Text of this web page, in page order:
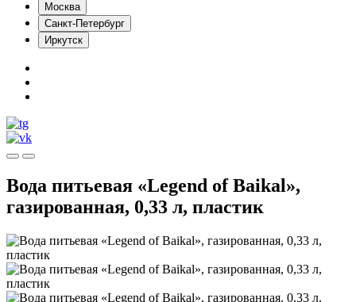
Москва
Санкт-Петербург
Иркутск
Вода питьевая «Legend of Baikal»,
газированная, 0,33 л, пластик